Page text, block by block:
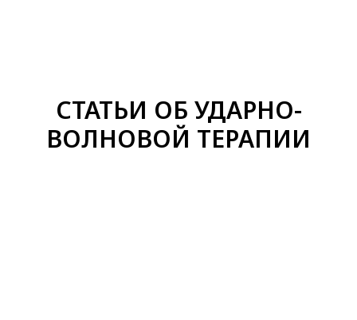
СТАТЬИ ОБ УДАРНО-
ВОЛНОВОЙ ТЕРАПИИ